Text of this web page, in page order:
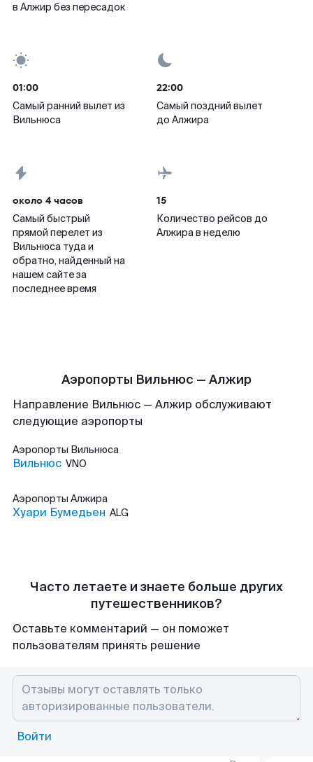
в Алжир без пересадок
01:00
Самый ранний вылет из
Вильнюса
22:00
Самый поздний вылет
до Алжира
около 4 часов
Самый быстрый
прямой перелет из
Вильнюса туда и
обратно, найденный на
нашем сайте за
последнее время
15
Количество рейсов до
Алжира в неделю
Аэропорты Вильнюс — Алжир
Направление Вильнюс — Алжир обслуживают
следующие аэропорты
Аэропорты Вильнюса
Вильнюс VNO
Аэропорты Алжира
Хуари Бумедьен ALG
Часто летаете и знаете больше других
путешественников?
Оставьте комментарий — он поможет
пользователям принять решение
Войти